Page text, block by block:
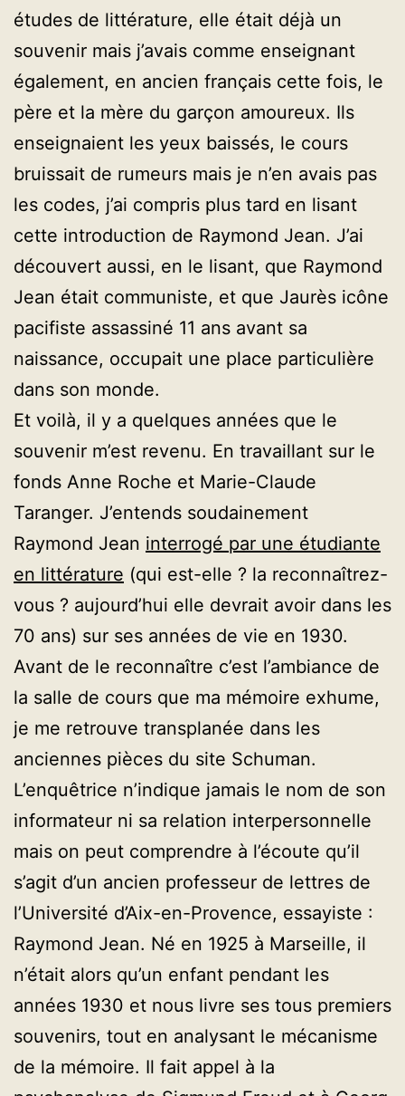
études de littérature, elle était déjà un
souvenir mais j’avais comme enseignant
également, en ancien français cette fois, le
père et la mère du garçon amoureux. Ils
enseignaient les yeux baissés, le cours
bruissait de rumeurs mais je n’en avais pas
les codes, j’ai compris plus tard en lisant
cette introduction de Raymond Jean. J’ai
découvert aussi, en le lisant, que Raymond
Jean était communiste, et que Jaurès icône
pacifiste assassiné 11 ans avant sa
naissance, occupait une place particulière
dans son monde.
Et voilà, il y a quelques années que le
souvenir m’est revenu. En travaillant sur le
fonds Anne Roche et Marie-Claude
Taranger. J’entends soudainement
Raymond Jean interrogé par une étudiante
en littérature (qui est-elle ? la reconnaîtrez-
vous ? aujourd’hui elle devrait avoir dans les
70 ans) sur ses années de vie en 1930.
Avant de le reconnaître c’est l’ambiance de
la salle de cours que ma mémoire exhume,
je me retrouve transplanée dans les
anciennes pièces du site Schuman.
L’enquêtrice n’indique jamais le nom de son
informateur ni sa relation interpersonnelle
mais on peut comprendre à l’écoute qu’il
s’agit d’un ancien professeur de lettres de
l’Université d’Aix-en-Provence, essayiste :
Raymond Jean. Né en 1925 à Marseille, il
n’était alors qu’un enfant pendant les
années 1930 et nous livre ses tous premiers
souvenirs, tout en analysant le mécanisme
de la mémoire. Il fait appel à la